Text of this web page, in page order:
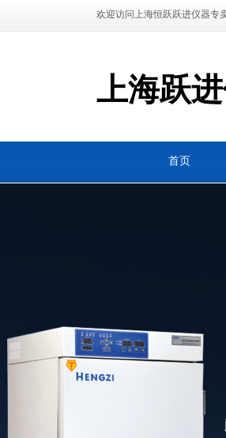
欢迎访问上海恒跃跃进仪器专
上海跃
首页